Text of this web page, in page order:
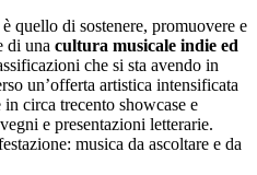
quello di sostenere, promuovere e
di una cultura musicale indie ed
che si sta avendo in
un’offerta artistica intensificata
circa trecento showcase e
e presentazioni letterarie.
musica da ascoltare e da